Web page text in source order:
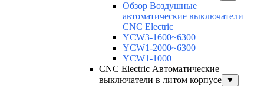
Обзор Воздушные
автоматические выключатели
CNC Electric
YCW3-1600~6300
YCW1-2000~6300
YCW1-1000
CNC Electric Автоматические
выключатели в литом корпусе
▼